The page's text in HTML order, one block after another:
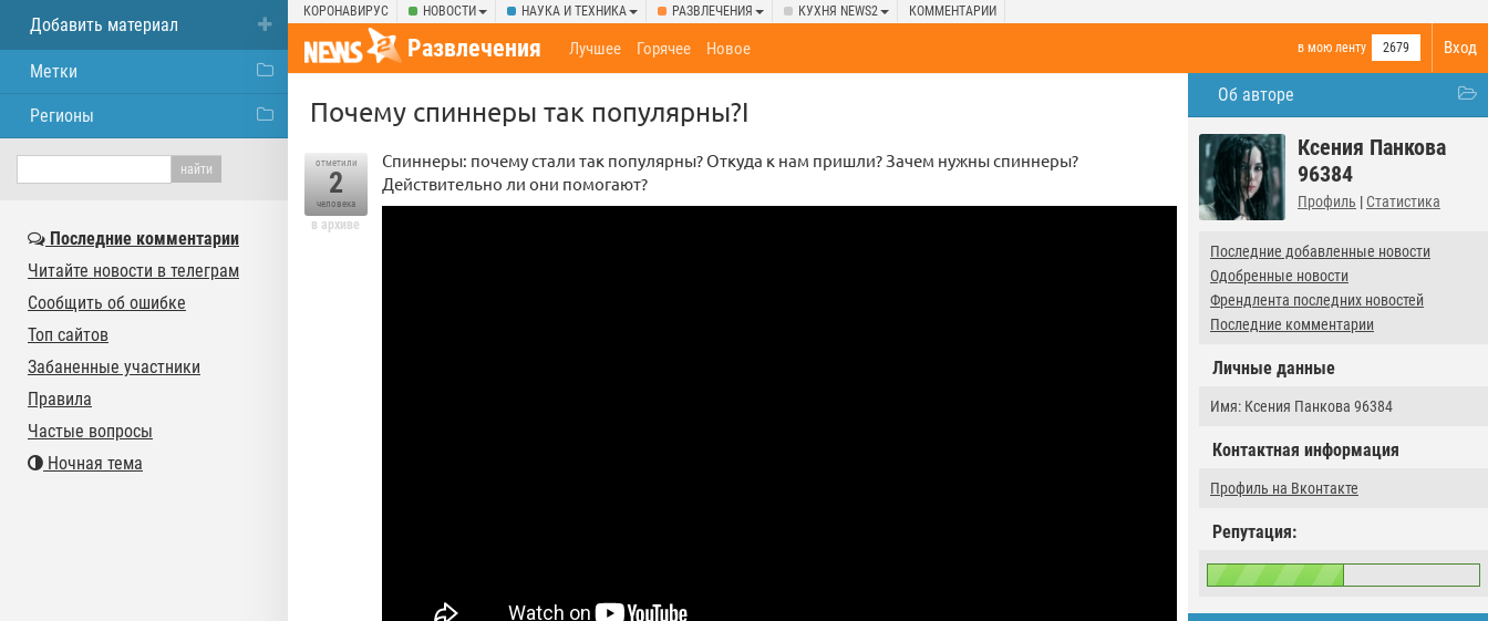
КОРОНАВИРУС НОВОСТИ НАУКА И ТЕХНИКА РАЗВЛЕЧЕНИЯ КУХНЯ NEWS2 КОММЕНТАРИИ
Вход
Развлечения в мою ленту 2679
Лучшее Горячее Новое
Об авторе
Ксения Панкова
96384
Профиль | Статистика
Последние добавленные новости
Одобренные новости
Френдлента последних новостей
Последние комментарии
Личные данные
Имя: Ксения Панкова 96384
Контактная информация
Профиль на Вконтакте
Репутация:
Почему спиннеры так популярны?I
отметили
2
человека
в архиве
Спиннеры: почему стали так популярны? Откуда к нам пришли? Зачем нужны спиннеры?
Действительно ли они помогают?
Добавить материал
Метки
Регионы
Последние комментарии
Читайте новости в телеграм
Сообщить об ошибке
Топ сайтов
Забаненные участники
Правила
Частые вопросы
Ночная тема